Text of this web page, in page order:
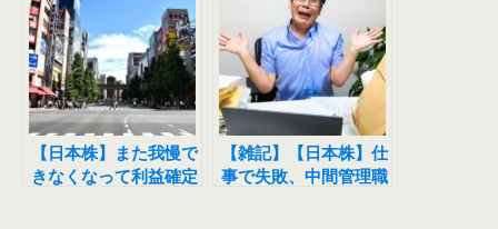
【日本株】また我慢で
きなくなって利益確定
【雑記】【日本株】仕
事で失敗、中間管理職